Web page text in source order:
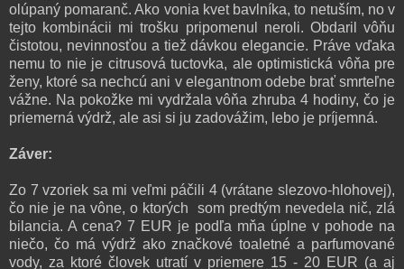
olúpaný pomaranč. Ako vonia kvet bavlníka, to netuším, no v
tejto kombinácii mi trošku pripomenul neroli. Obdaril vôňu
čistotou, nevinnosťou a tiež dávkou elegancie. Práve vďaka
nemu to nie je citrusová tuctovka, ale optimistická vôňa pre
ženy, ktoré sa nechcú ani v elegantnom odebe brať smrteľne
vážne. Na pokožke mi vydržala vôňa zhruba 4 hodiny, čo je
priemerná výdrž, ale asi si ju zadovážim, lebo je príjemná.
Záver:
Zo 7 vzoriek sa mi veľmi páčili 4 (vrátane slezovo-hlohovej),
čo nie je na vône, o ktorých som predtým nevedela nič, zlá
bilancia. A cena? 7 EUR je podľa mňa úplne v pohode na
niečo, čo má výdrž ako značkové toaletné a parfumované
vody, za ktoré človek utratí v priemere 15 - 20 EUR (a aj